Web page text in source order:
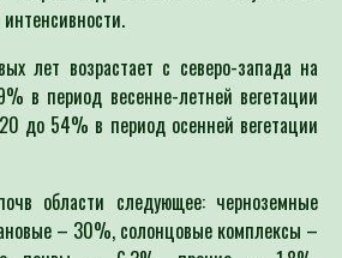
лет возрастает с северо-запада на
в период весенне-летней вегетации
до 54% в период осенней вегетации
области следующее: черноземные
– 30%, солонцовые комплексы –